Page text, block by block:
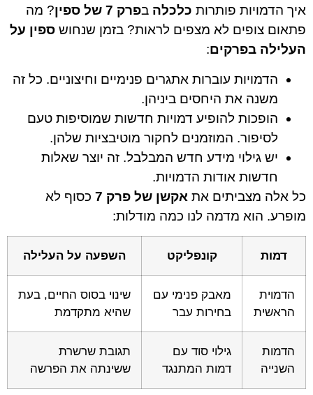
איך הדמויות פותרות כלכלה בפרק 7 של ספין
? מה
פתאום צופים לא מצפים לראות? בזמן שנחוש ספין על
העלילה בפרקים:
הדמויות עוברות אתגרים פנימיים וחיצוניים. כל זה
משנה את היחסים ביניהן.
הופכות להופיע דמויות חדשות שמוסיפות טעם
לסיפור. המוזמנים לחקור מוטיבציות שלהן.
יש גילוי מידע חדש המבלבל. זה יוצר שאלות
חדשות אודות הדמויות.
כל אלה מצביתים את אקשן של פרק 7
כסוף לא
מופרע. הוא מדמה לנו כמה מודלות:
דמות קונפליקט השפעה על העלילה
הדמוית
הראשית
מאבק פנימי עם
בחירות עבר
שינוי בסוס החיים, בעת
שהיא מתקדמת
הדמות
השנייה
גילוי סוד עם
דמות המתנגד
תגובת שרשרת
ששינתה את הפרשה